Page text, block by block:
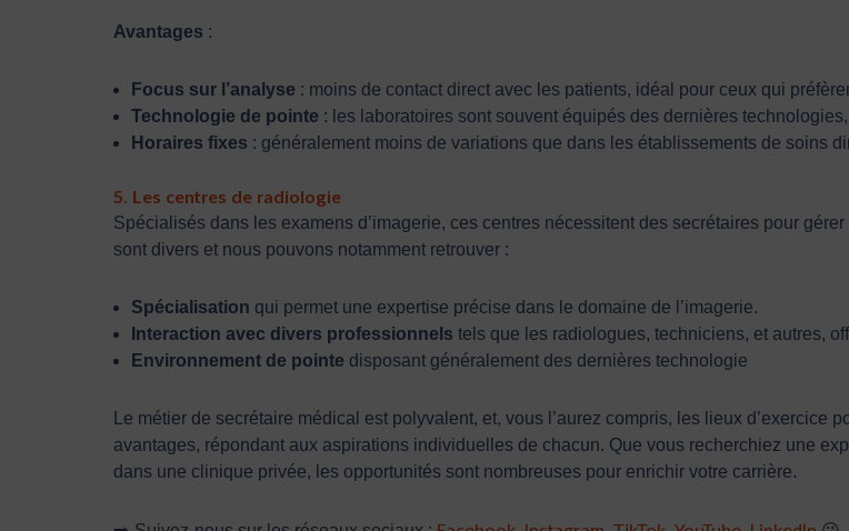
Avantages :
Focus sur l’analyse : moins de contact direct avec les patients, idéal pour ceux qui
Technologie de pointe : les laboratoires sont souvent équipés des dernières
Horaires fixes : généralement moins de variations que dans les établissements de soins
5. Les centres de radiologie
Spécialisés dans les examens d’imagerie, ces centres nécessitent des secrétaires pour
sont divers et nous pouvons notamment retrouver :
Spécialisation qui permet une expertise précise dans le domaine de l’imagerie.
Interaction avec divers professionnels tels que les radiologues, techniciens, et autres,
Environnement de pointe disposant généralement des dernières technologie
Le métier de secrétaire médical est polyvalent, et, vous l’aurez compris, les lieux
avantages, répondant aux aspirations individuelles de chacun. Que vous recherchiez une
dans une clinique privée, les opportunités sont nombreuses pour enrichir votre carrière.